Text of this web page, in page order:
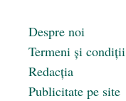
Despre noi
Termeni și condiții
Redacția
Publicitate pe site